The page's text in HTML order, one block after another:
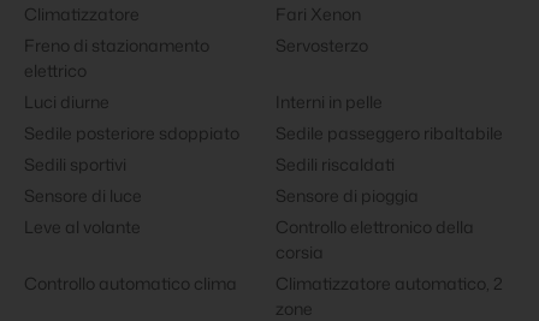
Climatizzatore
Fari Xenon
Freno di stazionamento
elettrico
Servosterzo
Luci diurne
Interni in pelle
Sedile posteriore sdoppiato
Sedile passeggero ribaltabile
Sedili sportivi
Sedili riscaldati
Sensore di luce
Sensore di pioggia
Leve al volante
Controllo elettronico della
corsia
Controllo automatico clima
Climatizzatore automatico, 2
zone